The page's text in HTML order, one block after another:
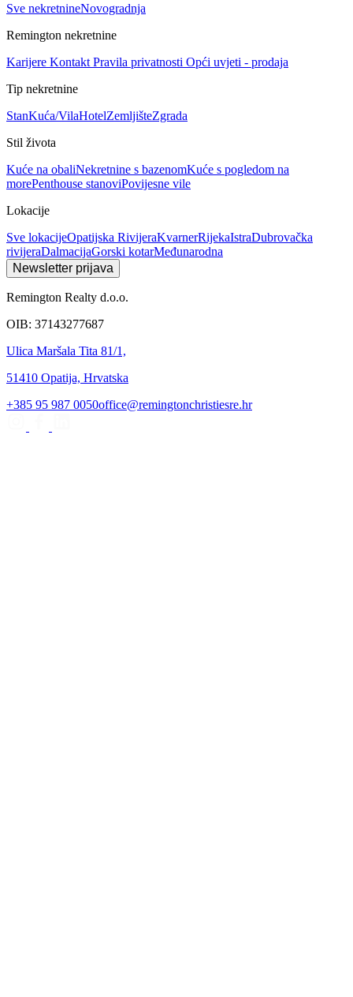
Sve nekretnineNovogradnja
Remington nekretnine
Karijere Kontakt Pravila privatnosti Opći uvjeti - prodaja
Tip nekretnine
StanKuća/VilaHotelZemljišteZgrada
Stil života
Kuće na obaliNekretnine s bazenomKuće s pogledom na
morePenthouse stanoviPovijesne vile
Lokacije
Sve lokacijeOpatijska RivijeraKvarnerRijekaIstraDubrovačka
rivijeraDalmacijaGorski kotarMeđunarodna
Newsletter prijava
Remington Realty d.o.o.
OIB: 37143277687
Ulica Maršala Tita 81/1,
51410 Opatija, Hrvatska
+385 95 987 0050office@remingtonchristiesre.hr